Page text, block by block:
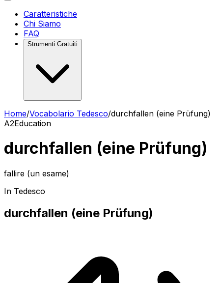
Caratteristiche
Chi Siamo
FAQ
Strumenti Gratuiti
Home/Vocabolario Tedesco/durchfallen (eine Prüfung)
A2Education
durchfallen (eine Prüfung)
fallire (un esame)
In Tedesco
durchfallen (eine Prüfung)